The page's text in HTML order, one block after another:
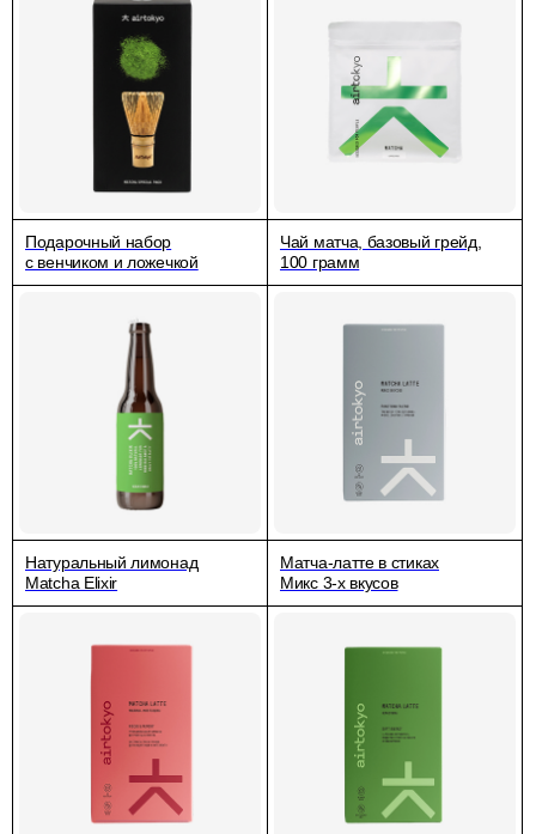
Подарочный набор
с венчиком и ложечкой
Чай матча, базовый грейд,
100 грамм
Натуральный лимонад
Matcha Elixir
Матча-латте в стиках
Микс 3-х вкусов